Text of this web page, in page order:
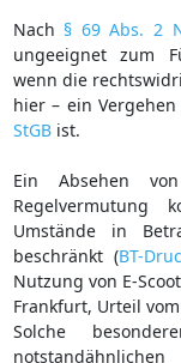
Nach § 69 Abs. 2
ungeeignet zum
wenn die
hier – ein
StGBist.
Ein Absehen
Regelvermutung
Umstände in
beschränkt (BT-
Nutzung von E-
Frankfurt, Urteil
Solche